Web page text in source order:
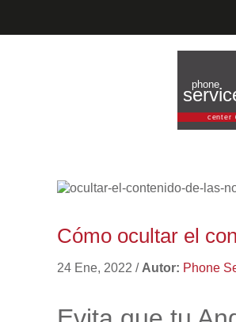
Cómo ocultar el
24 Ene, 2022 / Autor: Phone